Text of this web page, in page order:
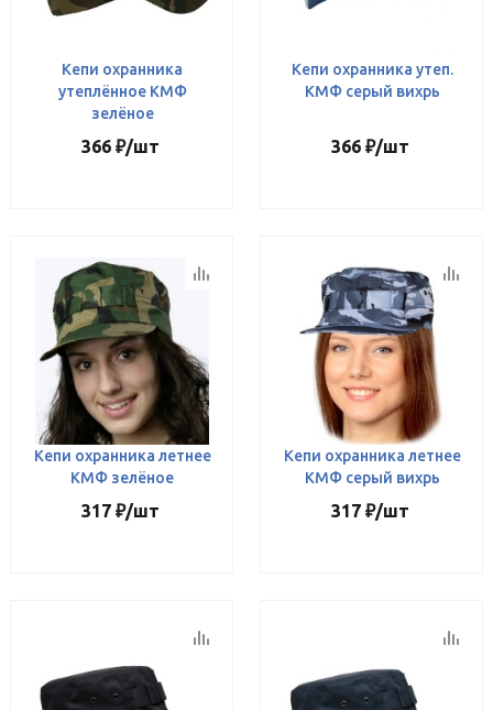
Кепи охранника
утеплённое КМФ
зелёное
366₽/шт
Кепи охранника утеп.
КМФ серый вихрь
366₽/шт
Кепи охранника летнее
КМФ зелёное
317₽/шт
Кепи охранника летнее
КМФ серый вихрь
317₽/шт